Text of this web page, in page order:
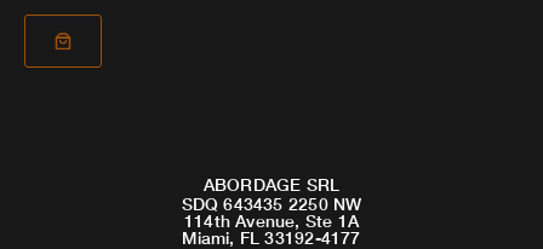
ABORDAGE SRL
SDQ 643435 2250 NW
114th Avenue, Ste 1A
Miami, FL 33192-4177